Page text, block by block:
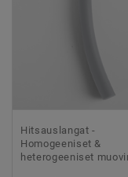
Hitsauslangat -
Homogeeniset &
heterogeeniset